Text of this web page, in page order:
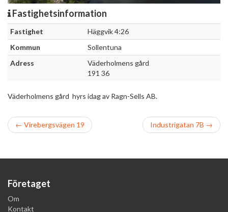
Fastighetsinformation
Fastighet
Häggvik 4:26
Kommun
Sollentuna
Adress
Väderholmens gård
191 36
Väderholmens gård hyrs idag av Ragn-Sells AB.
Inläggnavigation
← Äldre
Virebergsvägen 19 Nyare
Industrigatan 7B →
Företaget
Om
Kontakt